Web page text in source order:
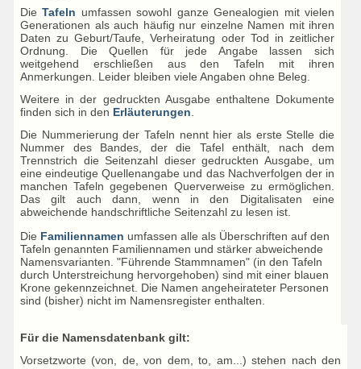
DieTafeln umfassen sowohl ganze Genealogien mit vielen
Generationen als auch häufig nur einzelne Namen mit ihren
Daten zu Geburt/Taufe, Verheiratung oder Tod in zeitlicher
Ordnung. Die Quellen für jede Angabe lassen sich
weitgehend erschließen aus den Tafeln mit ihren
Anmerkungen. Leider bleiben viele Angaben ohne Beleg.
Weitere in der gedruckten Ausgabe enthaltene Dokumente
finden sich in den Erläuterungen
Die Nummerierung der Tafeln nennt hier als erste Stelle die
Nummer des Bandes, der die Tafel enthält, nach dem
Trennstrich die Seitenzahl dieser gedruckten Ausgabe, um
eine eindeutige Quellenangabe und das Nachverfolgen der in
manchen Tafeln gegebenen Querverweise zu ermöglichen.
Das gilt auch dann, wenn in den Digitalisaten eine
abweichende handschriftliche Seitenzahl zu lesen ist.
Die Familiennamen umfassen alle als Überschriften auf den
Tafeln genannten Familiennamen und stärker abweichende
Namensvarianten. "Führende Stammnamen" (in den Tafeln
durch Unterstreichung hervorgehoben) sind mit einer blauen
Krone gekennzeichnet. Die Namen angeheirateter Personen
sind (bisher) nicht im Namensregister enthalten.
Für die Namensdatenbank gilt:
Vorsetzworte (von, de, von dem, to, am...) stehen nach den